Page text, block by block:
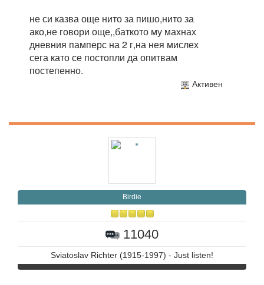
не си казва още нито за пишо,нито за
ако,не говори още,,баткото му махнах
дневния памперс на 2 г,на нея мислех
сега като се постопли да опитвам
постепенно.
Активен
Birdie
11040
Sviatoslav Richter (1915-1997) - Just listen!